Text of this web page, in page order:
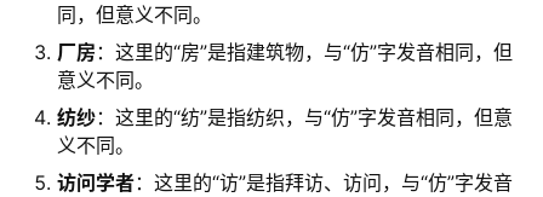
同，但意义不同。
厂房 ：这里的“房”是指建筑物，与“仿”字发音相同，但
意义不同。
纺纱：这里的“纺”是指纺织，与“仿”字发音相同，但意
义不同。
访问学者：这里的“访”是指拜访、访问，与“仿”字发音